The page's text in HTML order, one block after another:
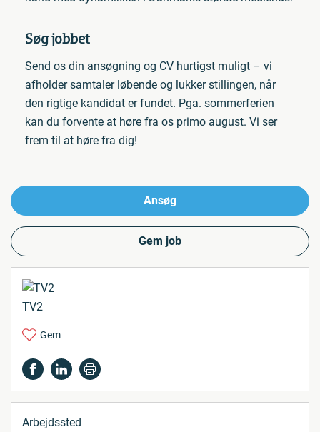
Søg jobbet
Send os din ansøgning og CV hurtigst muligt – vi
afholder samtaler løbende og lukker stillingen, når
den rigtige kandidat er fundet. Pga. sommerferien
kan du forvente at høre fra os primo august. Vi ser
frem til at høre fra dig!
Ansøg
Gem job
TV2
Gem
Arbejdssted